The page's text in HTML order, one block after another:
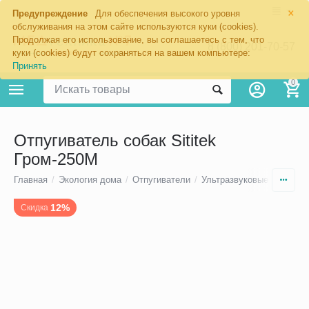
×
Предупреждение
Для обеспечения высокого уровня
обслуживания на этом сайте используются куки (cookies).
Продолжая его использование, вы соглашаетесь с тем, что
куки (cookies) будут сохраняться на вашем компьютере:
Принять
8 (800) 201-70-57
0
Отпугиватель собак Sititek
Гром-250М
Главная / Экология дома / Отпугиватели / Ультразвуковые
Скидка 12%